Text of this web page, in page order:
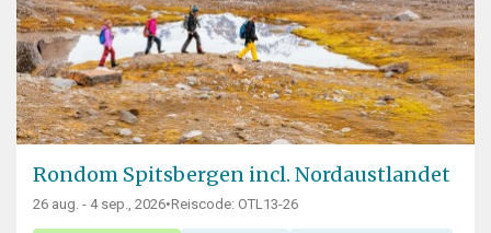
Rondom Spitsbergen incl. Nordaustlandet
26 aug. - 4 sep., 2026•Reiscode: OTL13-26